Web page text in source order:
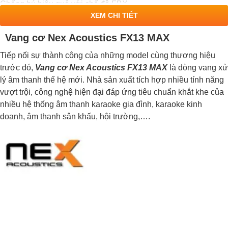
Chống hú hiệu quả với chế độ FBX
XEM CHI TIẾT
Vang cơ Nex Acoustics FX13 MAX
Tiếp nối sự thành công của những model cùng thương hiệu
trước đó, Vang cơ Nex Acoustics FX13 MAXlà dòng vang xử
lý âm thanh thế hệ mới. Nhà sản xuất tích hợp nhiều tính năng
vượt trội, công nghệ hiện đại đáp ứng tiêu chuẩn khắt khe của
nhiều hệ thống âm thanh karaoke gia đình, karaoke kinh
doanh, âm thanh sân khấu, hội trường,….